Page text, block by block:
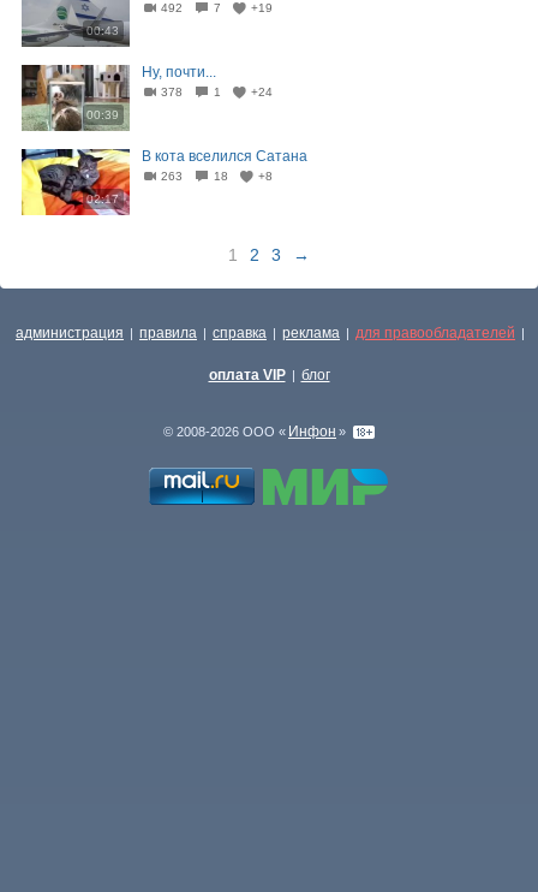
00:43
492 7 +19
00:39
Ну, почти...
378 1 +24
02:17
В кота вселился Сатана
263 18 +8
1 2 3 →
администрация | правила | справка | реклама | для правообладателей |
оплата VIP | блог
© 2008-2026 ООО « Инфон »